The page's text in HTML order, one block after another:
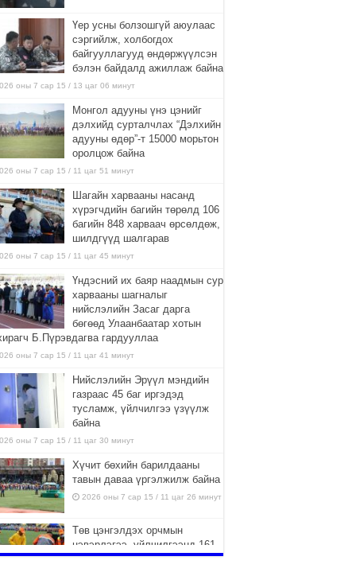
Үер усны болзошгүй аюулаас
сэргийлж, холбогдох
байгууллагууд өндөржүүлсэн
бэлэн байдалд ажиллаж байна
оны 7 сар 15 / 13 цаг 06 минут
Монгол адууны үнэ цэнийг
дэлхийд сурталчлах “Дэлхийн
адууны өдөр”-т 15000 морьтон
оролцож байна
оны 7 сар 15 / 11 цаг 51 минут
Шагайн харвааны насанд
хүрэгчдийн багийн төрөлд 106
багийн 848 харваач өрсөлдөж,
шилдгүүд шалгарав
оны 7 сар 15 / 11 цаг 45 минут
Үндэсний их баяр наадмын сур
харвааны шагналыг
нийслэлийн Засаг дарга
бөгөөд Улаанбаатар хотын
Б.Пүрэвдагва гардууллаа
оны 7 сар 15 / 11 цаг 41 минут
Нийслэлийн Эрүүл мэндийн
газраас 45 баг иргэдэд
тусламж, үйлчилгээ үзүүлж
байна
оны 7 сар 15 / 11 цаг 30 минут
Хүчит бөхийн барилдааны
тавын даваа үргэлжилж байна
2026 оны 7 сар 15 / 11 цаг 26 минут
Төв цэнгэлдэх орчмын
цэвэрлэгээ, үйлчилгээнд 161
ажилтан, 27 техниктэй